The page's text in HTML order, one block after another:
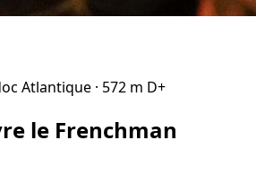
Atlantique · 572 m D+
le Frenchman